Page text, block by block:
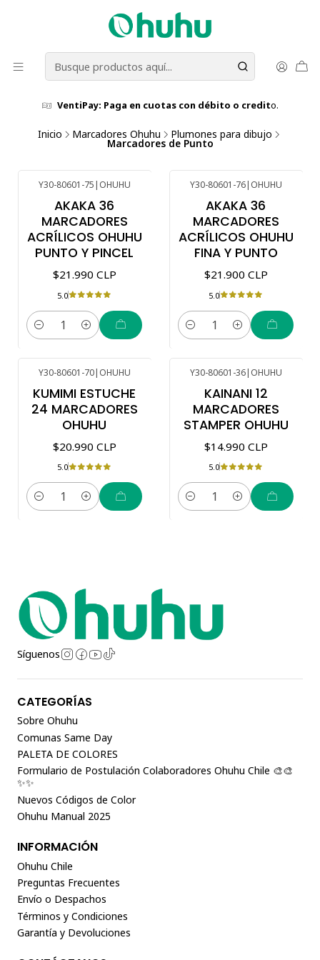
VentiPay: Paga en cuotas con débito o credito.
Inicio Marcadores Ohuhu Plumones para dibujo
Marcadores de Punto
Y30-80601-75| OHUHU
AKAKA 36
MARCADORES
ACRÍLICOS OHUHU
PUNTO Y PINCEL
$21.990 CLP
5.0
Cantidad
Y30-80601-76| OHUHU
AKAKA 36
MARCADORES
ACRÍLICOS OHUHU
FINA Y PUNTO
$21.900 CLP
5.0
Cantidad
Y30-80601-70| OHUHU
KUMIMI ESTUCHE
24 MARCADORES
OHUHU
$20.990 CLP
5.0
Cantidad
Y30-80601-36| OHUHU
KAINANI 12
MARCADORES
STAMPER OHUHU
$14.990 CLP
5.0
Cantidad
Síguenos
CATEGORÍAS
Sobre Ohuhu
Comunas Same Day
PALETA DE COLORES
Formulario de Postulación Colaboradores Ohuhu Chile 🎨🎨
✨✨
Nuevos Códigos de Color
Ohuhu Manual 2025
INFORMACIÓN
Ohuhu Chile
Preguntas Frecuentes
Envío o Despachos
Términos y Condiciones
Garantía y Devoluciones